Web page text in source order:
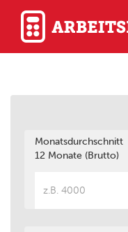
Monatsdurchschnitt
12 Monate (Brutto)